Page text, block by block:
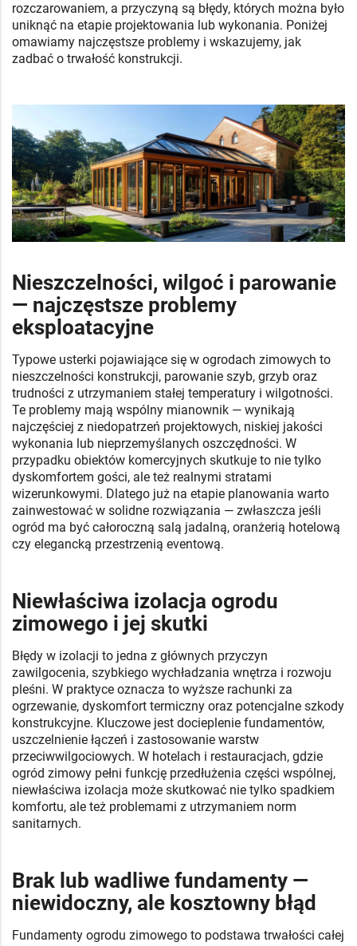
rozczarowaniem, a przyczyną są błędy, których można było
uniknąć na etapie projektowania lub wykonania. Poniżej
omawiamy najczęstsze problemy i wskazujemy, jak
zadbać o trwałość konstrukcji.
Nieszczelności, wilgoć i parowanie
— najczęstsze problemy
eksploatacyjne
Typowe usterki pojawiające się w ogrodach zimowych to
nieszczelności konstrukcji, parowanie szyb, grzyb oraz
trudności z utrzymaniem stałej temperatury i wilgotności.
Te problemy mają wspólny mianownik — wynikają
najczęściej z niedopatrzeń projektowych, niskiej jakości
wykonania lub nieprzemyślanych oszczędności. W
przypadku obiektów komercyjnych skutkuje to nie tylko
dyskomfortem gości, ale też realnymi stratami
wizerunkowymi. Dlatego już na etapie planowania warto
zainwestować w solidne rozwiązania — zwłaszcza jeśli
ogród ma być całoroczną salą jadalną, oranżerią hotelową
czy elegancką przestrzenią eventową.
Niewłaściwa izolacja ogrodu
zimowego i jej skutki
Błędy w izolacji to jedna z głównych przyczyn
zawilgocenia, szybkiego wychładzania wnętrza i rozwoju
pleśni. W praktyce oznacza to wyższe rachunki za
ogrzewanie, dyskomfort termiczny oraz potencjalne szkody
konstrukcyjne. Kluczowe jest docieplenie fundamentów,
uszczelnienie łączeń i zastosowanie warstw
przeciwwilgociowych. W hotelach i restauracjach, gdzie
ogród zimowy pełni funkcję przedłużenia części wspólnej,
niewłaściwa izolacja może skutkować nie tylko spadkiem
komfortu, ale też problemami z utrzymaniem norm
sanitarnych.
Brak lub wadliwe fundamenty —
niewidoczny, ale kosztowny błąd
Fundamenty ogrodu zimowego to podstawa trwałości całej